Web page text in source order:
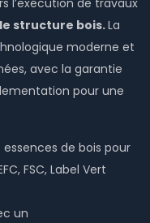
l’exécution de travaux
structure bois.La
moderne et
avec la garantie
pour une
de bois pour
FSC, Label Vert
un